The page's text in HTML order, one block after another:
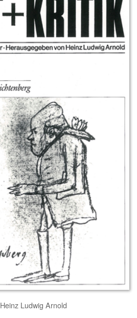
Heinz Ludwig Arnold